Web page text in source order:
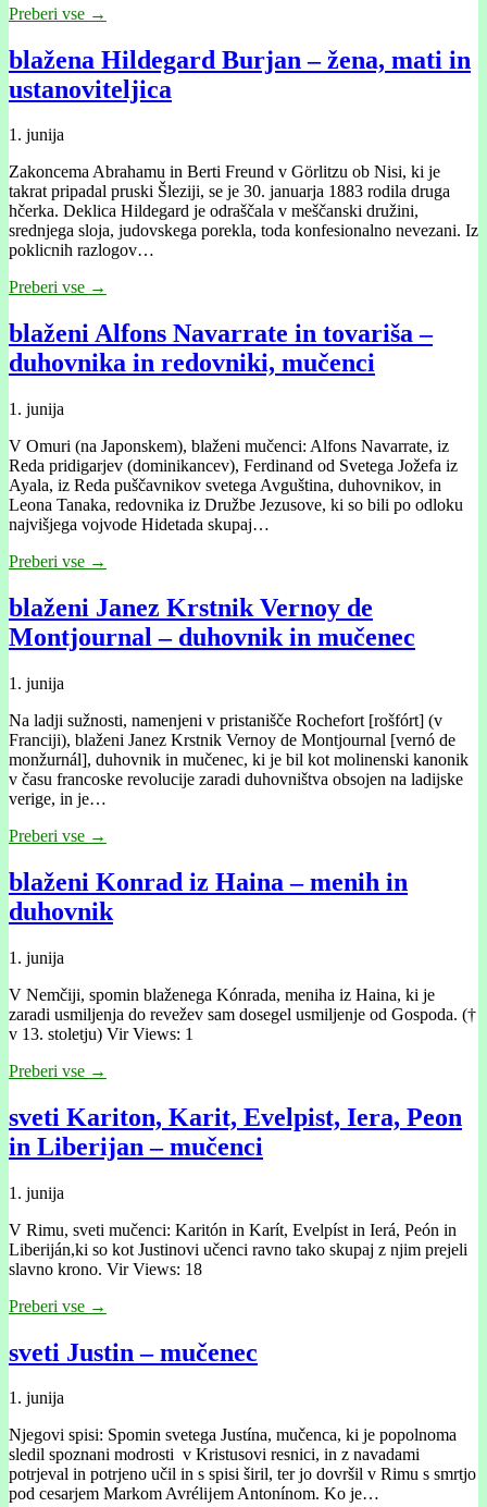
Preberi vse →
blažena Hildegard Burjan – žena, mati in
ustanoviteljica
1. junija
Zakoncema Abrahamu in Berti Freund v Görlitzu ob Nisi, ki je
takrat pripadal pruski Šleziji, se je 30. januarja 1883 rodila druga
hčerka. Deklica Hildegard je odraščala v meščanski družini,
srednjega sloja, judovskega porekla, toda konfesionalno nevezani. Iz
poklicnih razlogov…
Preberi vse →
blaženi Alfons Navarrate in tovariša –
duhovnika in redovniki, mučenci
1. junija
V Omuri (na Japonskem), blaženi mučenci: Alfons Navarrate, iz
Reda pridigarjev (dominikancev), Ferdinand od Svetega Jožefa iz
Ayala, iz Reda puščavnikov svetega Avguština, duhovnikov, in
Leona Tanaka, redovnika iz Družbe Jezusove, ki so bili po odloku
najvišjega vojvode Hidetada skupaj…
Preberi vse →
blaženi Janez Krstnik Vernoy de
Montjournal – duhovnik in mučenec
1. junija
Na ladji sužnosti, namenjeni v pristanišče Rochefort [rošfórt] (v
Franciji), blaženi Janez Krstnik Vernoy de Montjournal [vernó de
monžurnál], duhovnik in mučenec, ki je bil kot molinenski kanonik
v času francoske revolucije zaradi duhovništva obsojen na ladijske
verige, in je…
Preberi vse →
blaženi Konrad iz Haina – menih in
duhovnik
1. junija
V Nemčiji, spomin blaženega Kónrada, meniha iz Haina, ki je
zaradi usmiljenja do revežev sam dosegel usmiljenje od Gospoda. (†
v 13. stoletju) Vir Views: 1
Preberi vse →
sveti Kariton, Karit, Evelpist, Iera, Peon
in Liberijan – mučenci
1. junija
V Rimu, sveti mučenci: Karitón in Karít, Evelpíst in Ierá, Peón in
Liberiján,ki so kot Justinovi učenci ravno tako skupaj z njim prejeli
slavno krono. Vir Views: 18
Preberi vse →
sveti Justin – mučenec
1. junija
Njegovi spisi: Spomin svetega Justína, mučenca, ki je popolnoma
sledil spoznani modrosti v Kristusovi resnici, in z navadami
potrjeval in potrjeno učil in s spisi širil, ter jo dovršil v Rimu s smrtjo
pod cesarjem Markom Avrélĳem Antonínom. Ko je…